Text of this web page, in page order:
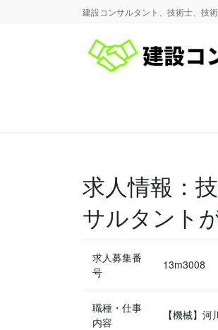
建設コンサルタント、技術士、技
求人情報：
サルタント
求人募集番
号
13m3008
職種・仕事
内容
【機械】